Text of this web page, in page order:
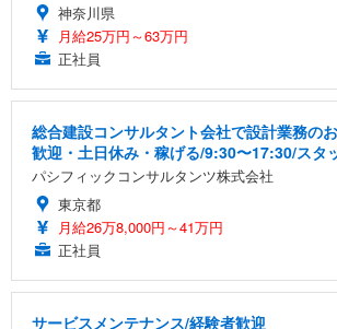
神奈川県
月給25万円～63万円
正社員
総合建設コンサルタント会社で設計業務の
歓迎・土日休み・稼げる/9:30〜17:30/スタ
パシフィックコンサルタンツ株式会社
東京都
月給26万8,000円～41万円
正社員
サービスメンテナンス/経験者歓迎